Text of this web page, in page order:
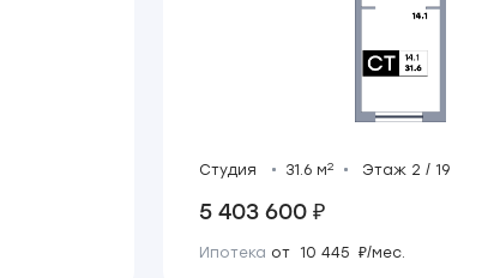
Студия 31.6 м2 Этаж 2 / 19
5 403 600 ₽
Ипотека от 10 445 ₽/мес.